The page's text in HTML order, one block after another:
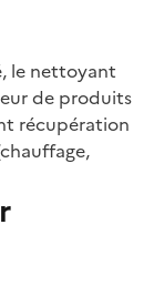
le nettoyant
de produits
récupération